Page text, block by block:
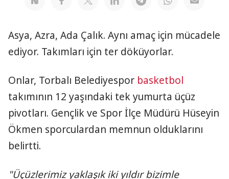
Asya, Azra, Ada Çalık. Aynı amaç için mücadele
ediyor. Takımları için ter döküyorlar.
Onlar, Torbalı Belediyespor basketbol
takımının 12 yaşındaki tek yumurta üçüz
pivotları. Gençlik ve Spor İlçe Müdürü Hüseyin
Ökmen sporculardan memnun olduklarını
belirtti.
"Üçüzlerimiz yaklaşık iki yıldır bizimle